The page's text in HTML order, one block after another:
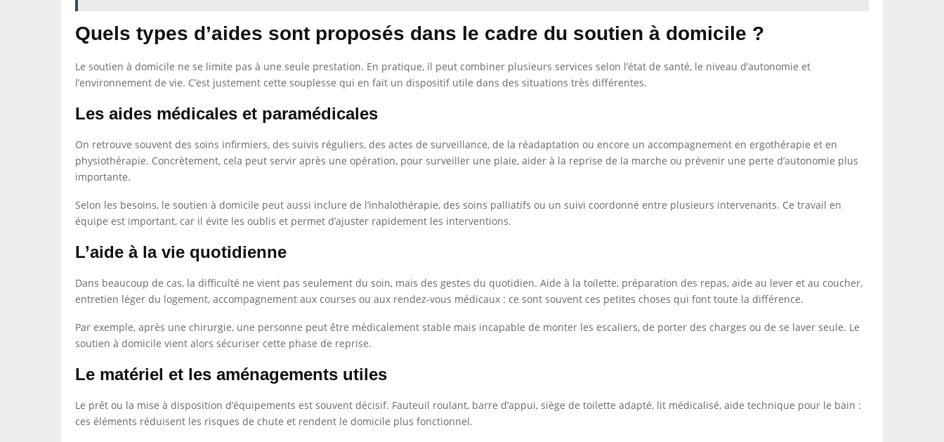
Quels types d’aides sont proposés dans le cadre du soutien à domicile ?
Le soutien à domicile ne se limite pas à une seule prestation. En pratique, il peut combiner plusieurs services selon l’état de santé, le niveau d’autonomie et
l’environnement de vie. C’est justement cette souplesse qui en fait un dispositif utile dans des situations très différentes.
Les aides médicales et paramédicales
On retrouve souvent des soins infirmiers, des suivis réguliers, des actes de surveillance, de la réadaptation ou encore un accompagnement en ergothérapie et en
physiothérapie. Concrètement, cela peut servir après une opération, pour surveiller une plaie, aider à la reprise de la marche ou prévenir une perte d’autonomie plus
importante.
Selon les besoins, le soutien à domicile peut aussi inclure de l’inhalothérapie, des soins palliatifs ou un suivi coordonné entre plusieurs intervenants. Ce travail en
équipe est important, car il évite les oublis et permet d’ajuster rapidement les interventions.
L’aide à la vie quotidienne
Dans beaucoup de cas, la difficulté ne vient pas seulement du soin, mais des gestes du quotidien. Aide à la toilette, préparation des repas, aide au lever et au coucher,
entretien léger du logement, accompagnement aux courses ou aux rendez-vous médicaux : ce sont souvent ces petites choses qui font toute la différence.
Par exemple, après une chirurgie, une personne peut être médicalement stable mais incapable de monter les escaliers, de porter des charges ou de se laver seule. Le
soutien à domicile vient alors sécuriser cette phase de reprise.
Le matériel et les aménagements utiles
Le prêt ou la mise à disposition d’équipements est souvent décisif. Fauteuil roulant, barre d’appui, siège de toilette adapté, lit médicalisé, aide technique pour le bain :
ces éléments réduisent les risques de chute et rendent le domicile plus fonctionnel.